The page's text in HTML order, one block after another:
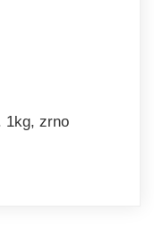
1kg, zrno